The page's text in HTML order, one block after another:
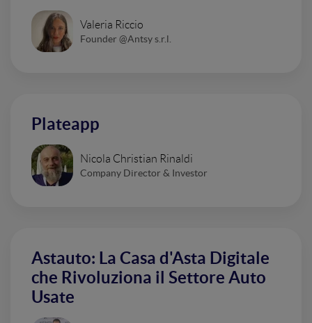
Valeria Riccio
Founder @Antsy s.r.l.
Plateapp
Nicola Christian Rinaldi
Company Director & Investor
Astauto: La Casa d'Asta Digitale
che Rivoluziona il Settore Auto
Usate